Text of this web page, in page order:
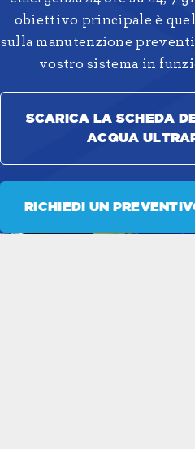
obiettivo principale è
sulla manutenzione
vostro sistema in
SCARICA LA SCHEDA
ACQUA
RICHIEDI UN